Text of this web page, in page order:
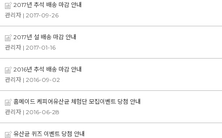
2017년 추석 배송 마감 안내
관리자 | 2017-09-26
2017년 설 배송 마감 안내
관리자 | 2017-01-16
2016년 추석 배송 마감 안내
관리자 | 2016-09-02
홈메이드 케피어유산균 체험단 모집이벤트 당첨 안내
관리자 | 2016-06-28
유산균 퀴즈 이벤트 당첨 안내